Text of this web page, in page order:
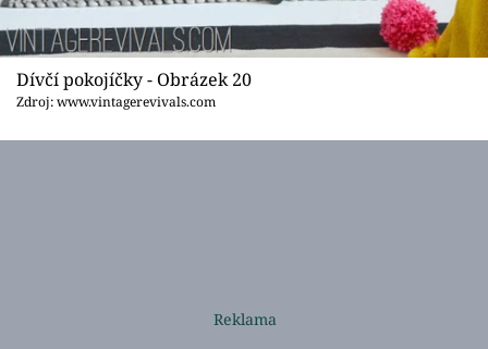
Dívčí pokojíčky - Obrázek 20
Zdroj: www.vintagerevivals.com